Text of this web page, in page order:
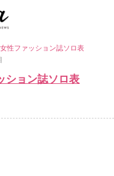
性ファッション誌ソロ表
ション誌ソロ表